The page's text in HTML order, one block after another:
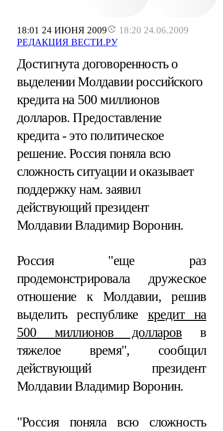
18:01 24 ИЮНЯ 2009
18:20 24.06.2009
РЕДАКЦИЯ ВЕСТИ.РУ
Достигнута договоренность о
выделении Молдавии российского
кредита на 500 миллионов
долларов. Предоставление
кредита - это политическое
решение. Россия поняла всю
сложность ситуации и оказывает
поддержку нам. заявил
действующий президент
Молдавии Владимир Воронин.
Россия "еще раз
продемонстрировала дружеское
отношение к Молдавии, решив
выделить республике кредит на
500 миллионов долларов в
тяжелое время", сообщил
действующий президент
Молдавии Владимир Воронин.
"Россия поняла всю сложность